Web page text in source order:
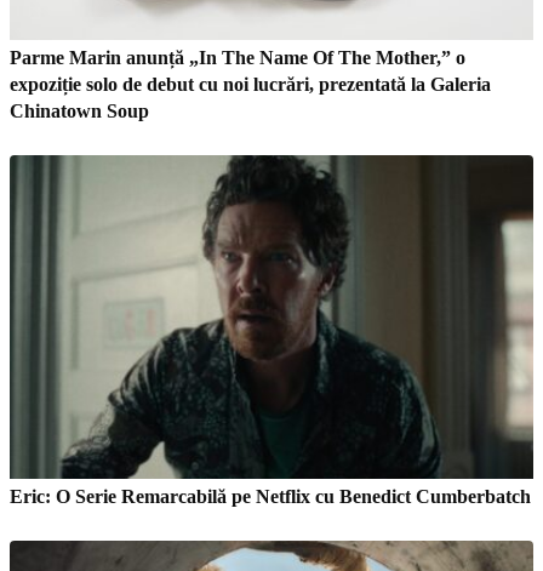
Parme Marin anunță „In The Name Of The Mother,” o
expoziție solo de debut cu noi lucrări, prezentată la Galeria
Chinatown Soup
Eric: O Serie Remarcabilă pe Netflix cu Benedict Cumberbatch